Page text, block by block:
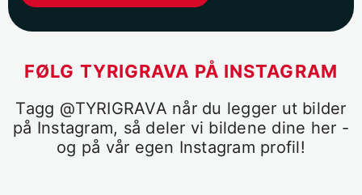
FØLG TYRIGRAVA PÅ INSTAGRAM
Tagg @TYRIGRAVA når du legger ut bilder
på Instagram, så deler vi bildene dine her -
og på vår egen Instagram profil!